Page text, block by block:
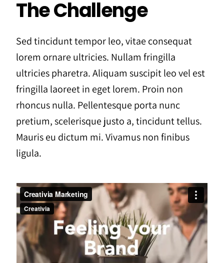
The Challenge
Sed tincidunt tempor leo, vitae consequat
lorem ornare ultricies. Nullam fringilla
ultricies pharetra. Aliquam suscipit leo vel est
fringilla laoreet in eget lorem. Proin non
rhoncus nulla. Pellentesque porta nunc
pretium, scelerisque justo a, tincidunt tellus.
Mauris eu dictum mi. Vivamus non finibus
ligula.